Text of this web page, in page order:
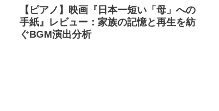
【ピアノ】映画『日本一短い「母」への
手紙』レビュー：家族の記憶と再生を紡
ぐBGM演出分析